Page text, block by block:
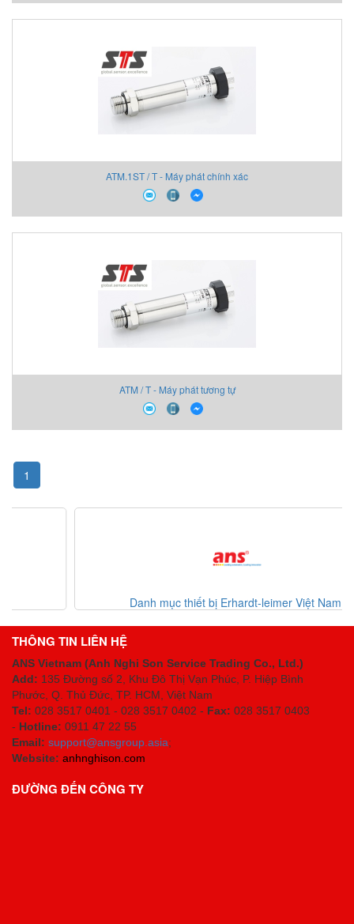
ATM.1ST / T - Máy phát chính xác
ATM / T - Máy phát tương tự
1
Danh mục thiết bị Erhardt-leimer Việt Nam
THÔNG TIN LIÊN HỆ
ANS Vietnam (Anh Nghi Son Service Trading Co., Ltd.)
Add: 135 Đường số 2, Khu Đô Thị Vạn Phúc, P. Hiệp Bình
Phước, Q. Thủ Đức, TP. HCM , Việt Nam
Tel: 028 3517 0401 - 028 3517 0402 - Fax: 028 3517 0403
- Hotline: 0911 47 22 55
Email: support@ansgroup.asia;
Website: anhnghison.com
ĐƯỜNG ĐẾN CÔNG TY